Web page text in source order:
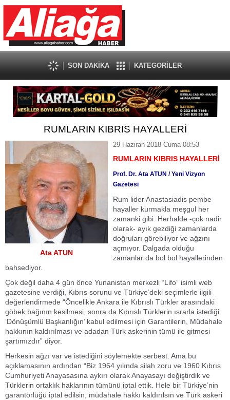
SON DAKİKA KATEGORİLER
RUMLARIN KIBRIS HAYALLERİ
Ata ATUN
29 Haziran 2018 Cuma 08:53
RUMLARIN KIBRIS HAYALLERİ
Prof. Dr. Ata ATUN / Yeni Vizyon
Gazetesi
Rum lider Anastasiadis pembe
hayaller kurmakla meşgul her
zamanki gibi. Herhalde -çok nadir
olarak- ayık gezdiği zamanlarda
doğruları görebiliyor ve ağzını
açmıyor. Dalgada olduğu
zamanlar da bol bol hayallerinden
bahsediyor.
Çok değil daha 4 gün önce Yunanistan merkezli “Lifo” isimli web
gazetesine verdiği, Kıbrıs sorunu ve Türkiye’deki seçimlerle ilgili
değerlendirmede “Öncelikle Ankara ile Kıbrıslı Türkler arasındaki
göbek bağının kesilmesi, sonra da Kıbrıslı Türklerin ısrarla istediği
‘Dönüşümlü Başkanlığın’ kabul edilmesi için Garantilerin, Müdahale
hakkının kaldırılması ve adadan Türk askerinin tümü ile gitmesi
şartımızdır” diyor.
Herkesin ağzı var ve istediğini söylemekte serbest. Ama bu
açıklamasının ardından “Biz 1964 yılında silah zoru ve 1960 Kıbrıs
Cumhuriyeti Anayasasına aykırı olarak Anayasayı değiştirdik ve
Türklerin ortaklık haklarının tümünü iptal ettik. Hele bir Türkiye’nin
garantörlüğü iptal edilsin, müdahale hakkı kaldırılsın ve Türk askeri